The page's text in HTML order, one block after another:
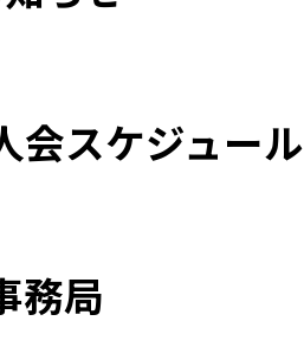
会スケジュール
務局